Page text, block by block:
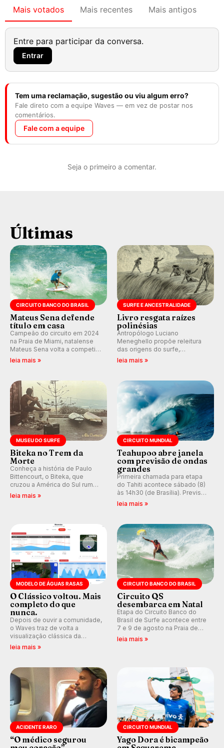
Mais votados Mais recentes Mais antigos
Entre para participar da conversa.
Entrar
Tem uma reclamação, sugestão ou viu algum erro?
Fale direto com a equipe Waves — em vez de postar nos
comentários.
Fale com a equipe
Seja o primeiro a comentar.
Últimas
CIRCUITO BANCO DO BRASIL
Mateus Sena defende
título em casa
Campeão do circuito em 2024
na Praia de Miami, natalense
Mateus Sena volta a competir
em casa em busca de manter a
leia mais »
SURFE E ANCESTRALIDADE
Livro resgata raízes
polinésias
Antropólogo Luciano
Meneghello propõe releitura
das origens do surfe,
resgatando a cultura polinésia
prática em esporte e indústria.
leia mais »
MUSEU DO SURFE
Biteka no Trem da
Morte
Conheça a história de Paulo
Bittencourt, o Biteka, que
cruzou a América do Sul rumo
ao Pacífico em uma jornada
leia mais »
CIRCUITO MUNDIAL
Teahupoo abre janela
com previsão de ondas
grandes
Primeira chamada para etapa
do Tahiti acontece sábado (8)
às 14h30 (de Brasília). Previsão
indica swell consistente.
Kelly Slater convidado.
leia mais »
MODELO DE ÁGUAS RASAS
O Clássico voltou. Mais
completo do que
nunca.
Depois de ouvir a comunidade,
o Waves traz de volta a
visualização clássica da
previsão de águas rasas,
ondas para até 16 dias.
leia mais »
CIRCUITO BANCO DO BRASIL
Circuito QS
desembarca em Natal
Etapa do Circuito Banco do
Brasil de Surfe acontece entre
7 e 9 de agosto na Praia de
Miami (RN), em disputas
leia mais »
ACIDENTE RARO
“O médico segurou
CIRCUITO MUNDIAL
Yago Dora é bicampeão